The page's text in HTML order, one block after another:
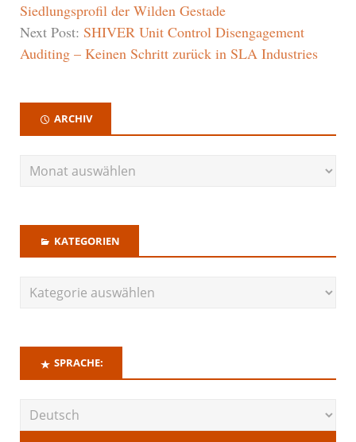
Siedlungsprofil der Wilden Gestade
Next Post: SHIVER Unit Control Disengagement
Auditing – Keinen Schritt zurück in SLA Industries
ARCHIV
KATEGORIEN
SPRACHE: